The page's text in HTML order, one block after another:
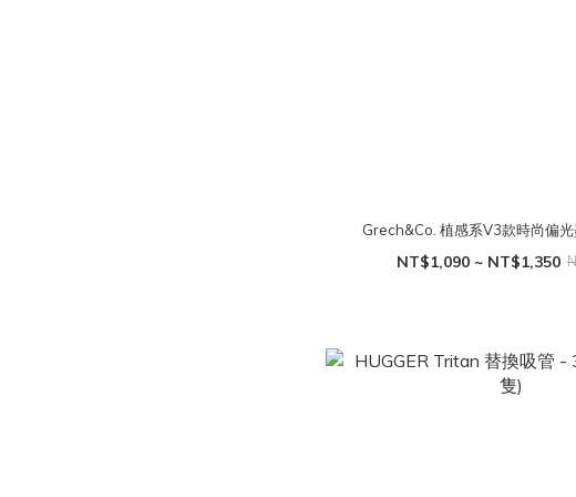
Grech&Co. 植感系V3款時尚偏
NT$1,090 ~ NT$1,350